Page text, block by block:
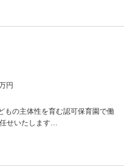
円
もの主体性を育む認可保育園で働
せいたします…